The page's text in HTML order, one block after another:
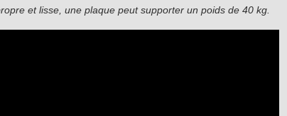
et lisse, une plaque peut supporter un poids de 40 kg.